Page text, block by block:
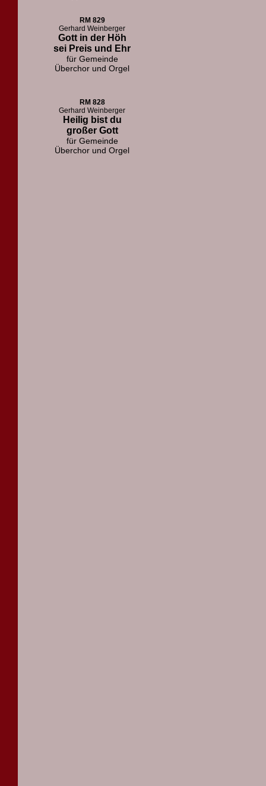
RM 829
Gerhard Weinberger
Gott in der Höh
sei Preis und Ehr
für Gemeinde
Überchor und Orgel
RM 828
Gerhard Weinberger
Heilig bist du
großer Gott
für Gemeinde
Überchor und Orgel